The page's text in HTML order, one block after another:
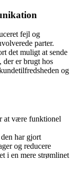
fejl og
parter.
det muligt at sende
der er brugt hos
og
at være funktionel
har gjort
og reducere
i en mere strømlinet